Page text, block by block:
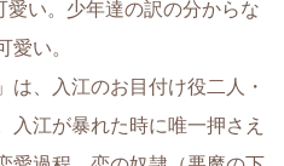
い。少年達の訳の分からな
愛い。
」は、入江のお目付け役二人・
入江が暴れた時に唯一押さえ